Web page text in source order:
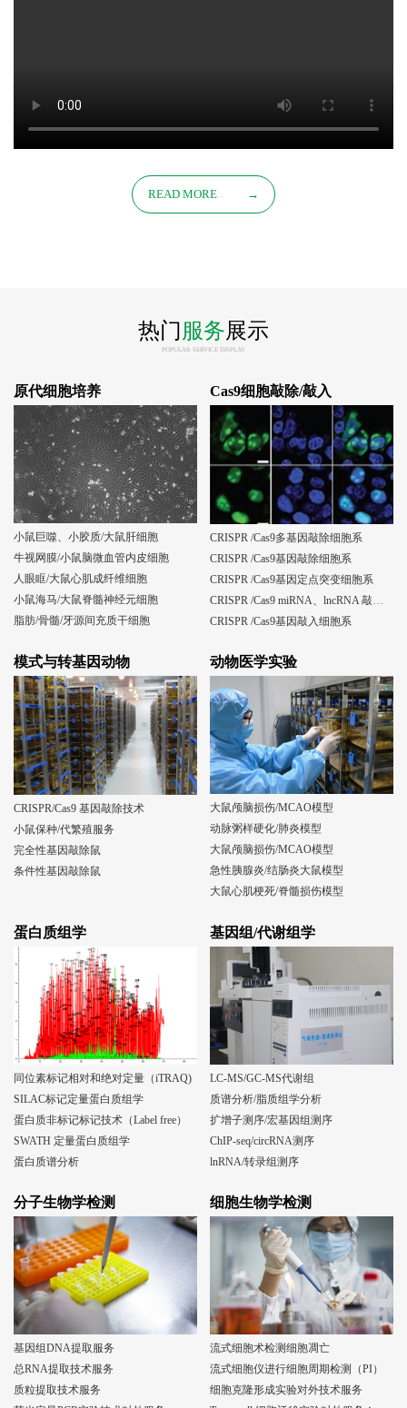
READ MORE →
热门服务展示
POPULAR SERVICE DISPLAY
原代细胞培养
小鼠巨噬、小胶质/大鼠肝细胞
牛视网膜/小鼠脑微血管内皮细胞
人眼眶/大鼠心肌成纤维细胞
小鼠海马/大鼠脊髓神经元细胞
脂肪/骨髓/牙源间充质干细胞
Cas9细胞敲除/敲入
CRISPR /Cas9多基因敲除细胞系
CRISPR /Cas9基因敲除细胞系
CRISPR /Cas9基因定点突变细胞系
CRISPR /Cas9基因敲入细胞系
模式与转基因动物
CRISPR/Cas9 基因敲除技术
小鼠保种/代繁殖服务
完全性基因敲除鼠
条件性基因敲除鼠
动物医学实验
大鼠颅脑损伤/MCAO模型
动脉粥样硬化/肺炎模型
大鼠颅脑损伤/MCAO模型
急性胰腺炎/结肠炎大鼠模型
大鼠心肌梗死/脊髓损伤模型
蛋白质组学
同位素标记相对和绝对定量（iTRAQ)
SILAC标记定量蛋白质组学
蛋白质非标记标记技术（Label free）
SWATH 定量蛋白质组学
蛋白质谱分析
基因组/代谢组学
LC-MS/GC-MS代谢组
质谱分析/脂质组学分析
扩增子测序/宏基因组测序
ChIP-seq/circRNA测序
lnRNA/转录组测序
分子生物学检测
基因组DNA提取服务
总RNA提取技术服务
质粒提取技术服务
细胞生物学检测
流式细胞术检测细胞凋亡
流式细胞仪进行细胞周期检测（PI）
细胞克隆形成实验对外技术服务